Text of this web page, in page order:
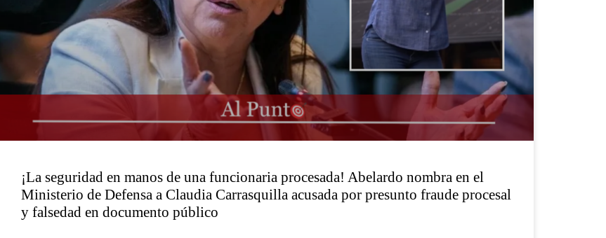
¡La seguridad en manos de una funcionaria procesada! Abelardo nombra en el
Ministerio de Defensa a Claudia Carrasquilla acusada por presunto fraude procesal
y falsedad en documento público